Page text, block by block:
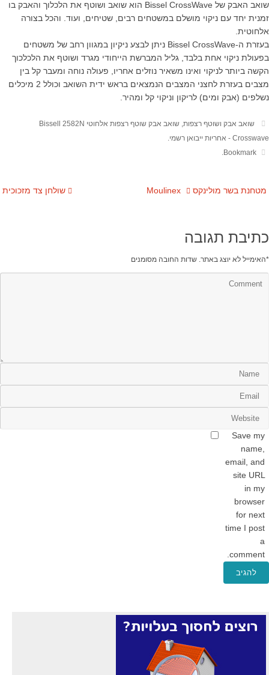
שואב האבק של Bissel CrossWave הוא שואב ושוטף את הלכלוך והאבק בו
זמנית יחד עם ניקוי מושלם במשטחים רבים, שטיחים, ועוד. והכל בצורה
אלחוטית.
בעזרת ה-Bissel CrossWave ניתן לבצע ניקיון במגוון רחב של משטחים
בפעולת ניקוי אחת בלבד, גליל המברשת הייחודי מגרד ושוטף את הלכלכוך
הקשה ביותר לניקוי ואינו משאיר נוזלים אחריו, פעולה נוחה ומעבר קל בין
מצבים בעזרת לחצני המצבים הנמצאים בראש ידית השואב וכולל 2 מיכלים
נשלפים (אבק ומים) לריקון וניקוי קל ומהיר.
שואב אבק ושוטף רצפות,
שואב אבק שוטף רצפות אלחוטי Bissell 2582N
Crosswave - אחריות ייבואן רשמי
Bookmark
שולחן צד מזכוכית מטחנת בשר מולינקס Moulinex
כתיבת תגובה
האימייל לא יוצג באתר. שדות החובה מסומנים *
Save my
name,
email, and
site URL
in my
browser
for next
time I post
a
comment.